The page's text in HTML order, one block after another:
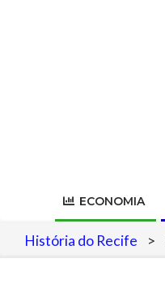
ECONOMIA
História do Recife >